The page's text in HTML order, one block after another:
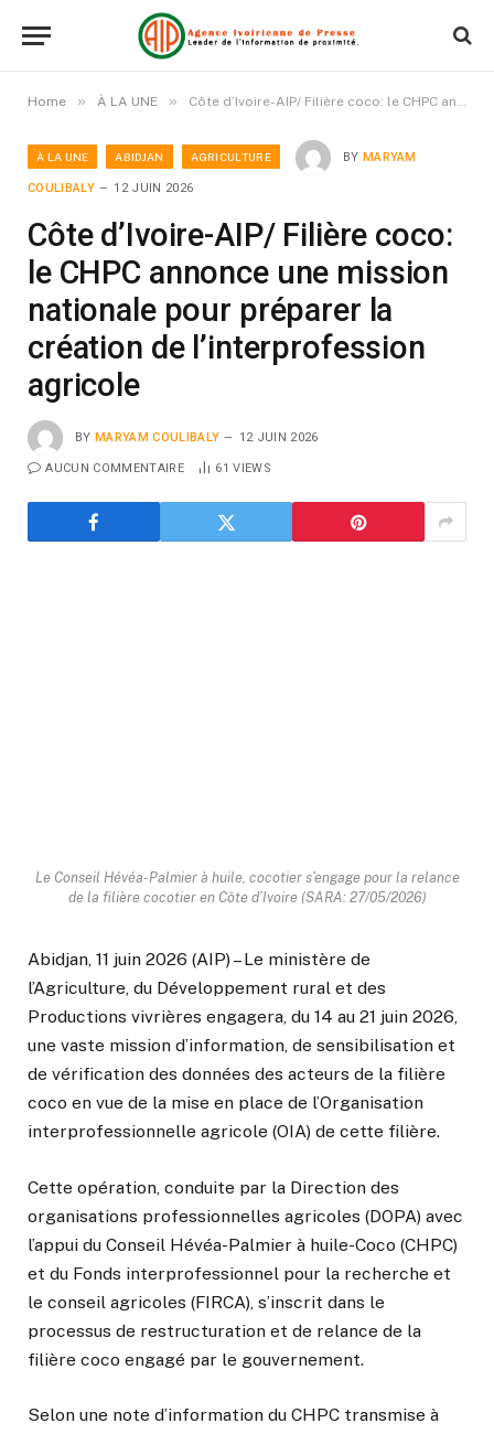
Home » À LA UNE » Côte d’Ivoire-AIP/ Filière coco: le CHPC annonce une mission nationale pour préparer la création de l’interprofession agricole
À LA UNE ABIDJAN AGRICULTURE BY MARYAM
COULIBALY 12 JUIN 2026
Côte d’Ivoire-AIP/ Filière coco:
le CHPC annonce une mission
nationale pour préparer la
création de l’interprofession
agricole
BY MARYAM COULIBALY 12 JUIN 2026
AUCUN COMMENTAIRE 61VIEWS
Le Conseil Hévéa-Palmier à huile, cocotier s’engage pour la relance
de la filière cocotier en Côte d’Ivoire (SARA: 27/05/2026)
Abidjan, 11 juin 2026 (AIP) – Le ministère de
l’Agriculture, du Développement rural et des
Productions vivrières engagera, du 14 au 21 juin 2026,
une vaste mission d’information, de sensibilisation et
de vérification des données des acteurs de la filière
coco en vue de la mise en place de l’Organisation
interprofessionnelle agricole (OIA) de cette filière.
Cette opération, conduite par la Direction des
organisations professionnelles agricoles (DOPA) avec
l’appui du Conseil Hévéa-Palmier à huile-Coco (CHPC)
et du Fonds interprofessionnel pour la recherche et
le conseil agricoles (FIRCA), s’inscrit dans le
processus de restructuration et de relance de la
filière coco engagé par le gouvernement.
Selon une note d’information du CHPC transmise à